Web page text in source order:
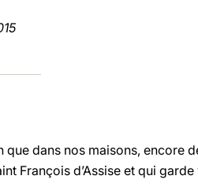
que dans nos maisons, encore
François d’Assise et qui